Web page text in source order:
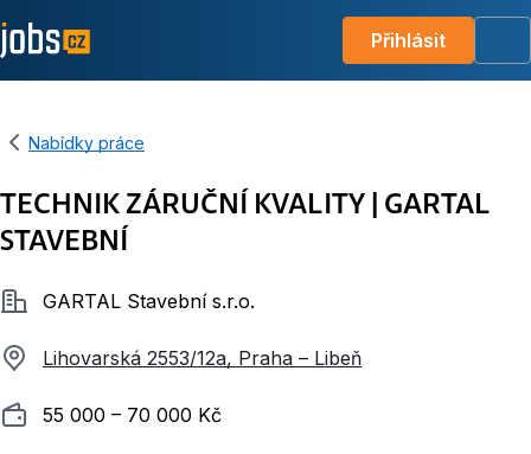
Přihlásit
Nabídky práce
TECHNIK ZÁRUČNÍ KVALITY | GARTAL
STAVEBNÍ
SpolečnostGARTAL Stavební s.r.o.
Lihovarská 2553/12a, Praha – Libeň
Plat 55 000 ‍–‍ 70 000 Kč